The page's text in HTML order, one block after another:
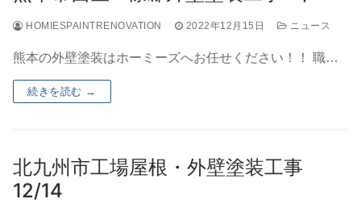
HOMIESPAINTRENOVATION 2022年12月15日 ニュース
熊本の外壁塗装はホーミーズへお任せください！！ 職…
続きを読む →
北九州市工場屋根・外壁塗装工事
12/14